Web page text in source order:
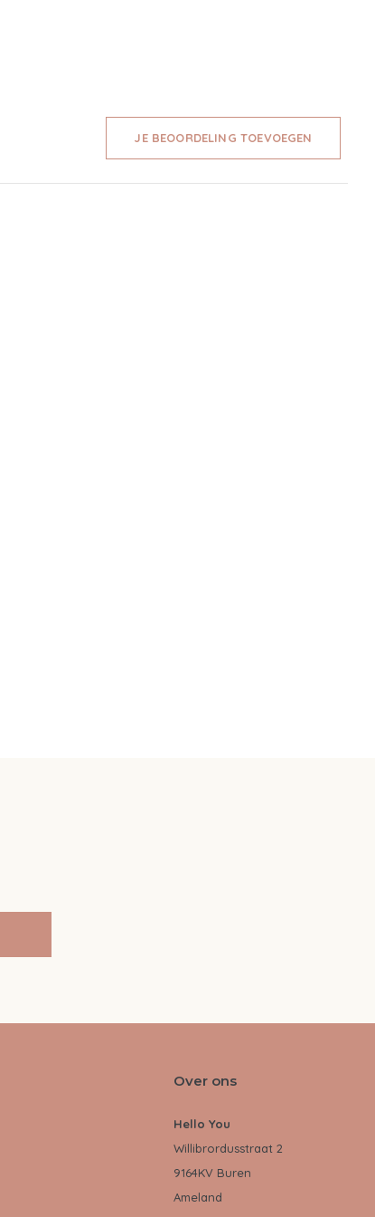
JE BEOORDELING TOEVOEGEN
Over ons
Hello You
Willibrordusstraat 2
9164KV Buren
Ameland